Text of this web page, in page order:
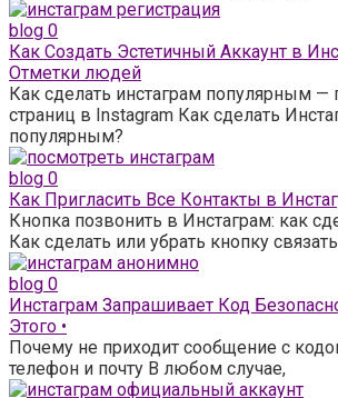
blog 0
Как Создать Эстетичный Аккаунт в
Отметки людей
Как сделать инстаграм популярным —
страниц в Instagram Как сделать
популярным?
blog 0
Как Пригласить Все Контакты в
Кнопка позвонить в Инстаграм: как
Как сделать или убрать кнопку
blog 0
Инстаграм Запрашивает Код
Этого •
Почему не приходит сообщение с
телефон и почту В любом случае,